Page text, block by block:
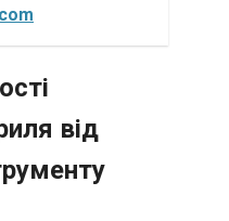
від